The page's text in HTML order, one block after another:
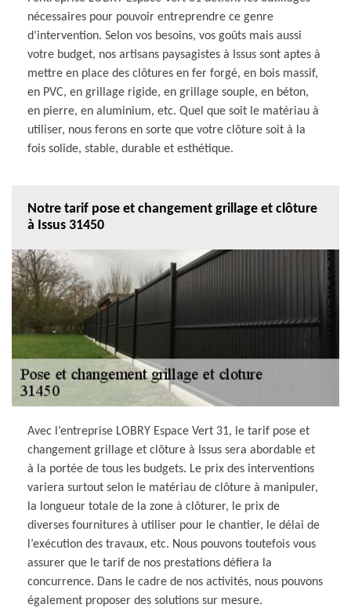
nécessaires pour pouvoir entreprendre ce genre
d’intervention. Selon vos besoins, vos goûts mais aussi
votre budget, nos artisans paysagistes à Issus sont aptes à
mettre en place des clôtures en fer forgé, en bois massif,
en PVC, en grillage rigide, en grillage souple, en béton,
en pierre, en aluminium, etc. Quel que soit le matériau à
utiliser, nous ferons en sorte que votre clôture soit à la
fois solide, stable, durable et esthétique.
Notre tarif pose et changement grillage et clôture
à Issus 31450
Avec l’entreprise LOBRY Espace Vert 31, le tarif pose et
changement grillage et clôture à Issus sera abordable et
à la portée de tous les budgets. Le prix des interventions
variera surtout selon le matériau de clôture à manipuler,
la longueur totale de la zone à clôturer, le prix de
diverses fournitures à utiliser pour le chantier, le délai de
l’exécution des travaux, etc. Nous pouvons toutefois vous
assurer que le tarif de nos prestations défiera la
concurrence. Dans le cadre de nos activités, nous pouvons
également proposer des solutions sur mesure.